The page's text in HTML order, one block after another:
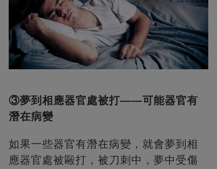
③夢到相應器官處被打——可能器官有
潛在病變
如果一些器官有潛在病變，就會夢到相
應器官處被毆打，被刀刺中，夢中受傷